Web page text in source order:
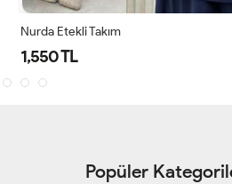
Nurda Etekli Takım
1,550 TL
Popüler